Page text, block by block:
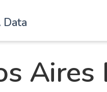
Data
Aires